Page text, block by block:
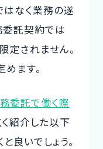
はなく業務の遂
委託契約では
定されません。
ます。
委託で働く際
紹介した以下
良いでしょう。